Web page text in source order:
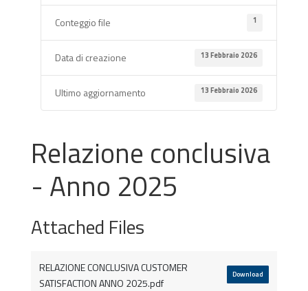
Conteggio file 1
Data di creazione 13 Febbraio 2026
Ultimo aggiornamento 13 Febbraio 2026
Relazione conclusiva
- Anno 2025
Attached Files
RELAZIONE CONCLUSIVA CUSTOMER
SATISFACTION ANNO 2025.pdf
Download